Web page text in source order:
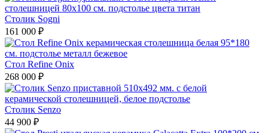
Столик Sogni
161 000 ₽
Стол Refine Onix
268 000 ₽
Столик Senzo
44 900 ₽